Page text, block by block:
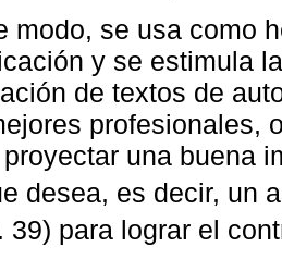
modo, se usa como
y se estimula
de textos de
profesionales,
una buena
desea, es decir, un
39) para lograr el